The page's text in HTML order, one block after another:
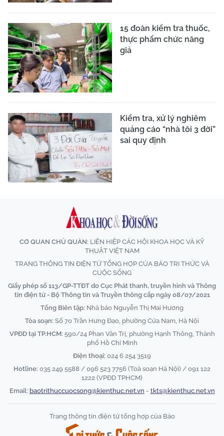
15 đoàn kiểm tra thuốc,
thực phẩm chức năng
giả
Kiểm tra, xử lý nghiêm
quảng cáo “nhà tôi 3 đời”
sai quy định
CƠ QUAN CHỦ QUẢN: LIÊN HIỆP CÁC HỘI KHOA HỌC VÀ KỸ
THUẬT VIỆT NAM
TRANG THÔNG TIN ĐIỆN TỬ TỔNG HỢP CỦA BÁO TRI THỨC VÀ
CUỘC SỐNG
Giấy phép số 113/GP-TTĐT do Cục Phát thanh, truyền hình và Thông
tin điện tử - Bộ Thông tin và Truyền thông cấp ngày 08/07/2021
Tổng Biên tập: Nhà báo Nguyễn Thị Mai Hương
Tòa soạn: Số 70 Trần Hưng Đạo, phường Cửa Nam, Hà Nội
VPĐD tại TP.HCM: 590/24 Phan Văn Trị, phường Hạnh Thông, Thành
phố Hồ Chí Minh
Điện thoại: 024 6 254 3519
Hotline: 035 249 5588 / 096 523 7756 (Toà soạn Hà Nội) / 091 122
1222 (VPĐD TPHCM)
Email: baotrithuccuocsong@kienthuc.net.vn - tkts@kienthuc.net.vn
Trang thông tin điện tử tổng hợp của Báo